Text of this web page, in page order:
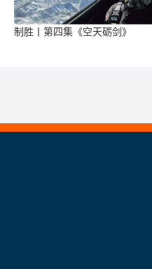
制胜丨第四集《空天砺剑》